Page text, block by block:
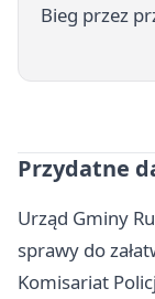
Bieg przez
Przydatne
Urząd Gminy
sprawy do
Komisariat